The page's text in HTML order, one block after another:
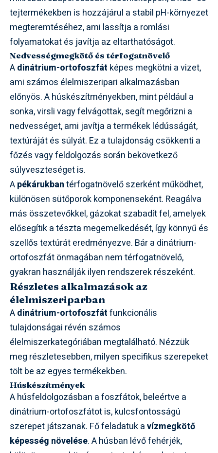
tejtermékekben is hozzájárul a stabil pH-környezet
megteremtéséhez, ami lassítja a romlási
folyamatokat és javítja az eltarthatóságot.
Nedvességmegkötő és térfogatnövelő
Adinátrium-ortofoszfát képes megkötni a vizet,
ami számos élelmiszeripari alkalmazásban
előnyös. A húskészítményekben, mint például a
sonka, virsli vagy felvágottak, segít megőrizni a
nedvességet, ami javítja a termékek lédússágát,
textúráját és súlyát. Ez a tulajdonság csökkenti a
főzés vagy feldolgozás során bekövetkező
súlyveszteséget is.
Apékárukbantérfogatnövelő szerként működhet,
különösen sütőporok komponenseként. Reagálva
más összetevőkkel, gázokat szabadít fel, amelyek
elősegítik a tészta megemelkedését, így könnyű és
szellős textúrát eredményezve. Bár a dinátrium-
ortofoszfát önmagában nem térfogatnövelő,
gyakran használják ilyen rendszerek részeként.
Részletes alkalmazások az
élelmiszeriparban
Adinátrium-ortofoszfátfunkcionális
tulajdonságai révén számos
élelmiszerkategóriában megtalálható. Nézzük
meg részletesebben, milyen specifikus szerepeket
tölt be az egyes termékekben.
Húskészítmények
A húsfeldolgozásban a foszfátok, beleértve a
dinátrium-ortofoszfátot is, kulcsfontosságú
szerepet játszanak. Fő feladatuk avízmegkötő
képesség növelése. A húsban lévő fehérjék,